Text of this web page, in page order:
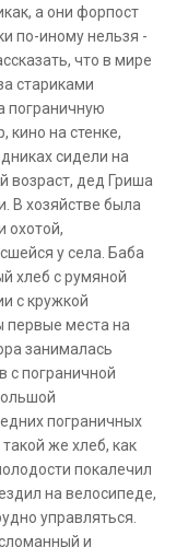
а они форпост
по-иному нельзя -
что в мире
стариками
пограничную
кино на стенке,
сидели на
возраст, дед Гриша
В хозяйстве была
охотой,
у села. Баба
хлеб с румяной
с кружкой
первые места на
занималась
с пограничной
пограничных
же хлеб, как
покалечил
на велосипеде,
управляться.
и